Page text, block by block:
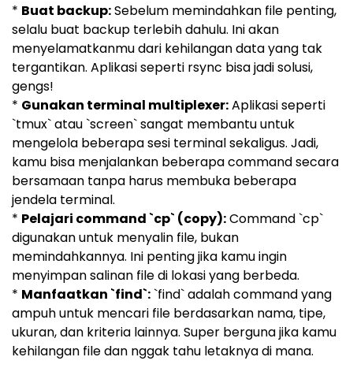
* Buat backup:Sebelum memindahkan file penting,
selalu buat backup terlebih dahulu. Ini akan
menyelamatkanmu dari kehilangan data yang tak
tergantikan. Aplikasi seperti rsync bisa jadi solusi,
gengs!
* Gunakan terminal multiplexer:Aplikasi seperti
`tmux` atau `screen` sangat membantu untuk
mengelola beberapa sesi terminal sekaligus. Jadi,
kamu bisa menjalankan beberapa command secara
bersamaan tanpa harus membuka beberapa
jendela terminal.
* Pelajari command `cp` (copy):Command `cp`
digunakan untuk menyalin file, bukan
memindahkannya. Ini penting jika kamu ingin
menyimpan salinan file di lokasi yang berbeda.
* Manfaatkan `find`: `find` adalah command yang
ampuh untuk mencari file berdasarkan nama, tipe,
ukuran, dan kriteria lainnya. Super berguna jika kamu
kehilangan file dan nggak tahu letaknya di mana.